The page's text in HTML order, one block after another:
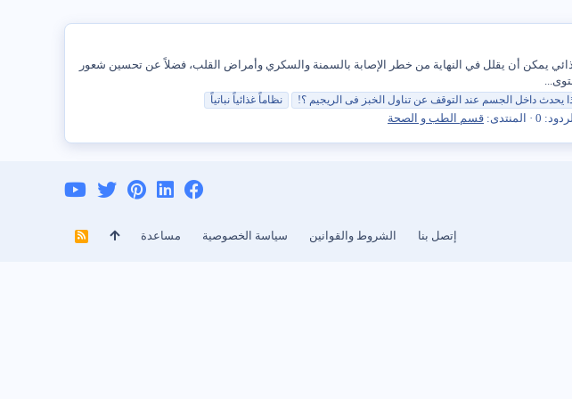
يمكن أن يقلل في النهاية من خطر الإصابة بالسمنة والسكري وأمراض القلب، فضلاً عن تحسين شعور
يحدث داخل الجسم عند التوقف عن تناول الخبز فى الريجيم ؟!
نظاماً غذائياً نباتياً
الردود: 0 المنتدى: قسم الطب و الصحة
إتصل بنا الشروط والقوانين سياسة الخصوصية مساعدة
R